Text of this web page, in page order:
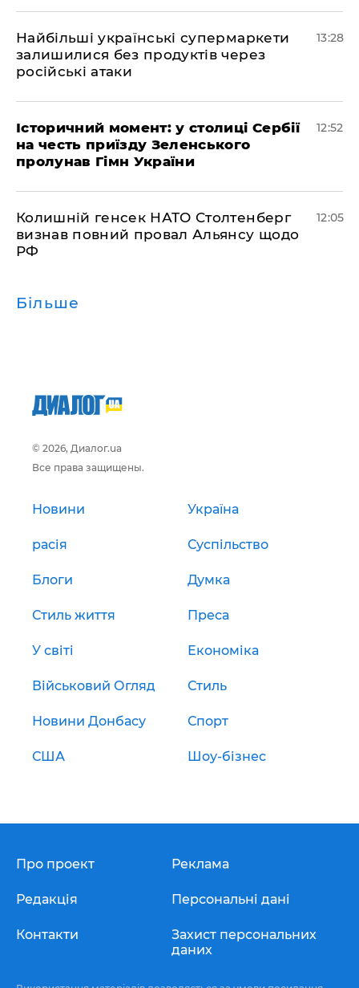
Найбільші українські супермаркети
залишилися без продуктів через
російські атаки
13:28
Історичний момент: у столиці Сербії
на честь приїзду Зеленського
пролунав Гімн України
12:52
Колишній генсек НАТО Столтенберг
визнав повний провал Альянсу щодо
РФ
12:05
Більше
© 2026, Диалог.ua
Все права защищены.
Новини Україна
расія Суспільство
Блоги Думка
Стиль життя Преса
У світі Економіка
Військовий Огляд Стиль
Новини Донбасу Спорт
США Шоу-бізнес
Про проект
Редакція
Контакти
Реклама
Персональні дані
Захист персональних
даних